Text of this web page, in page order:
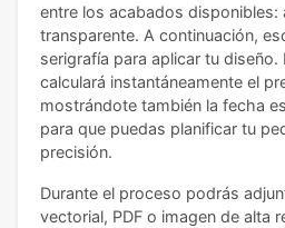
entre los acabados disponibles:
transparente. A continuación,
serigrafía para aplicar tu diseño.
calculará instantáneamente el
mostrándote también la fecha
para que puedas planificar tu
precisión.
Durante el proceso podrás
vectorial, PDF o imagen de alta